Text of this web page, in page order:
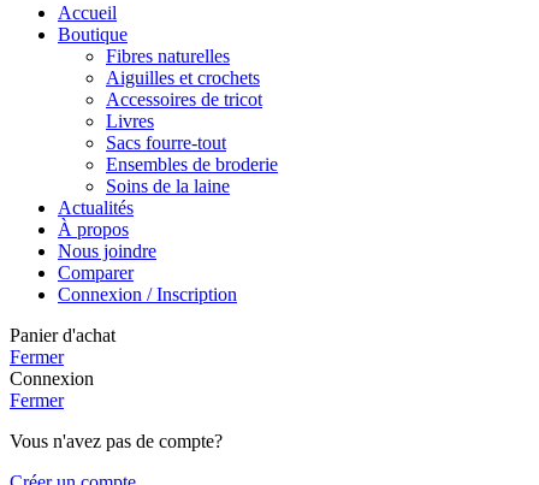
Accueil
Boutique
Fibres naturelles
Aiguilles et crochets
Accessoires de tricot
Livres
Sacs fourre-tout
Ensembles de broderie
Soins de la laine
Actualités
À propos
Nous joindre
Comparer
Connexion / Inscription
Panier d'achat
Fermer
Connexion
Fermer
Vous n'avez pas de compte?